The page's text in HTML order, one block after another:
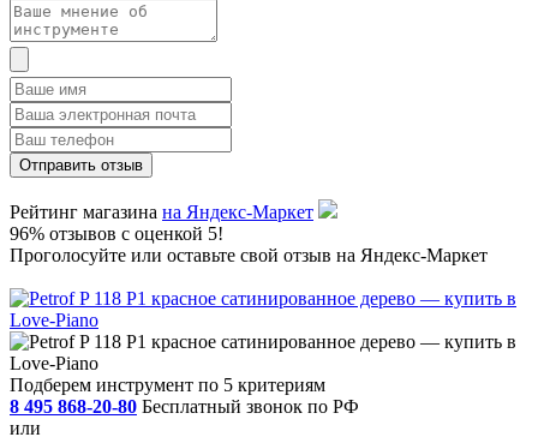
Рейтинг магазина на Яндекс-Маркет
96% отзывов с оценкой 5!
Проголосуйте или оставьте свой отзыв на Яндекс-Маркет
Подберем инструмент по 5 критериям
8 495 868-20-80 Бесплатный звонок по РФ
или